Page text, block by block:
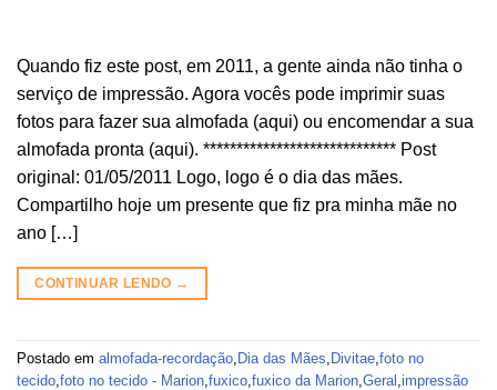
Quando fiz este post, em 2011, a gente ainda não tinha o
serviço de impressão. Agora vocês pode imprimir suas
fotos para fazer sua almofada (aqui) ou encomendar a sua
almofada pronta (aqui). ***************************** Post
original: 01/05/2011 Logo, logo é o dia das mães.
Compartilho hoje um presente que fiz pra minha mãe no
ano […]
CONTINUAR LENDO →
Postado em almofada-recordação Dia das Mães Divitae foto no
tecido foto no tecido - Marion fuxico fuxico da Marion Geral impressão